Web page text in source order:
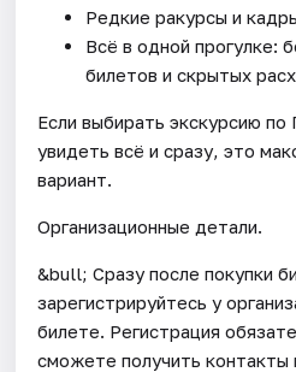
Редкие ракурсы и
Всё в одной прогулке:
билетов и скрытых
Если выбирать экскурсию
увидеть всё и сразу, это
вариант.
Организационные детали.
&bull; Сразу после покупки
зарегистрируйтесь у
билете. Регистрация
сможете получить контакты